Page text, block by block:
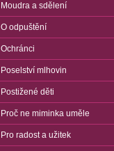
Moudra a sdělení
O odpuštění
Ochránci
Poselství mlhovin
Postižené děti
Proč ne miminka uměle
Pro radost a užitek